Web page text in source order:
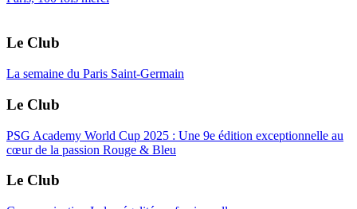
Le Club
La semaine du Paris Saint-Germain
Le Club
PSG Academy World Cup 2025 : Une 9e édition exceptionnelle au
cœur de la passion Rouge & Bleu
Le Club